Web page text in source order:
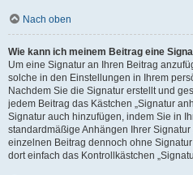
Nach oben
Wie kann ich meinem Beitrag eine
Um eine Signatur an Ihren Beitrag
solche in den Einstellungen in Ihrem
Nachdem Sie die Signatur erstellt und
jedem Beitrag das Kästchen „Signatur
Signatur auch hinzufügen, indem Sie in
standardmäßige Anhängen Ihrer
einzelnen Beitrag dennoch ohne
dort einfach das Kontrollkästchen